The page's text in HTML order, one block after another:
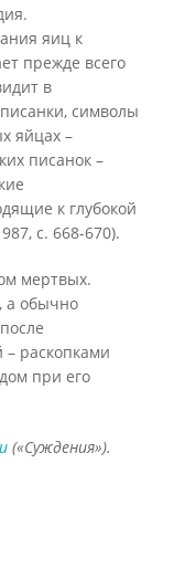
яиц к
прежде всего
в
символы
яйцах –
писанок –
к глубокой
с. 668-670).
мертвых.
а обычно
– раскопками
при его
(«Суждения»).